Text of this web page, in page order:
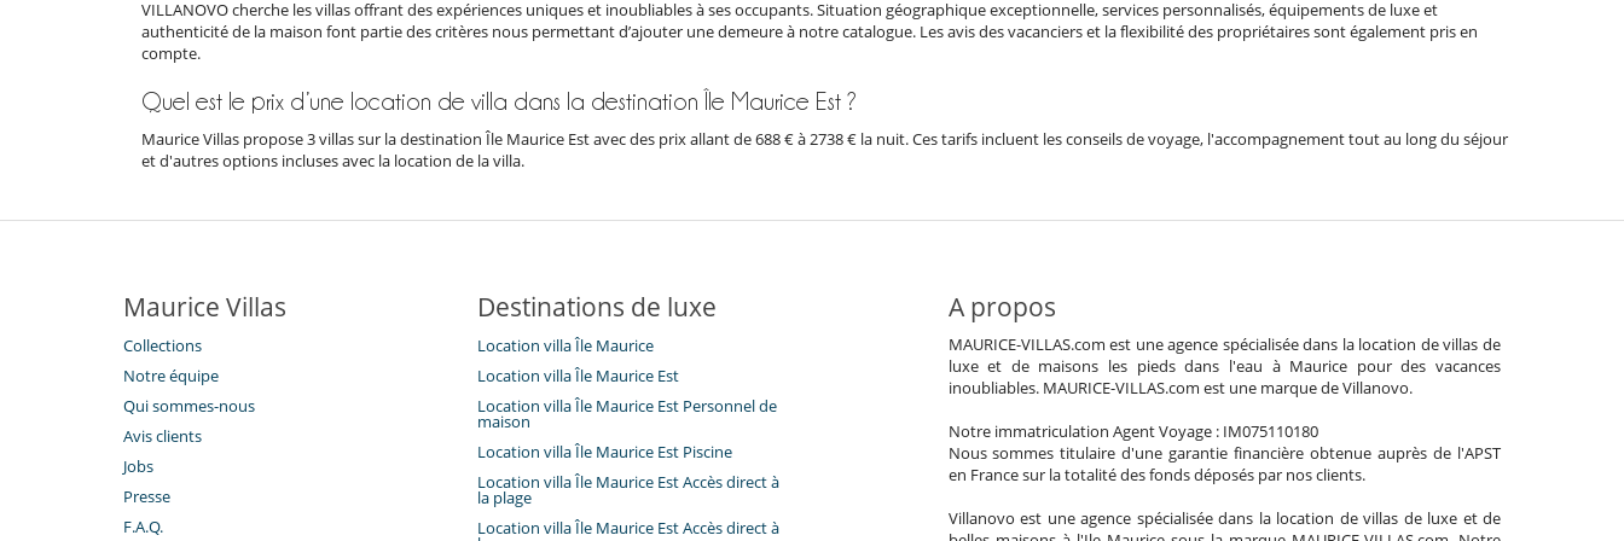
VILLANOVO cherche les villas offrant des expériences uniques et inoubliables à ses occupants. Situation géographique exceptionnelle, services personnalisés, équipements de luxe et
authenticité de la maison font partie des critères nous permettant d’ajouter une demeure à notre catalogue. Les avis des vacanciers et la flexibilité des propriétaires sont également pris en
compte.
Quel est le prix d’une location de villa dans la destination Île Maurice Est ?
Maurice Villas propose 3 villas sur la destination Île Maurice Est avec des prix allant de 688 € à 2738 € la nuit. Ces tarifs incluent les conseils de voyage, l'accompagnement tout au long du séjour
et d'autres options incluses avec la location de la villa.
Maurice Villas
Collections
Notre équipe
Qui sommes-nous
Avis clients
Jobs
Presse
F.A.Q.
Destinations de luxe
Location villa Île Maurice
Location villa Île Maurice Est
Location villa Île Maurice Est Personnel de
maison
Location villa Île Maurice Est Piscine
Location villa Île Maurice Est Accès direct à
la plage
Location villa Île Maurice Est Accès direct à
A propos
MAURICE-VILLAS.com est une agence spécialisée dans la location de villas de
luxe et de maisons les pieds dans l'eau à Maurice pour des vacances
inoubliables. MAURICE-VILLAS.com est une marque de Villanovo.
Notre immatriculation Agent Voyage : IM075110180
Nous sommes titulaire d'une garantie financière obtenue auprès de l'APST
en France sur la totalité des fonds déposés par nos clients.
Villanovo est une agence spécialisée dans la location de villas de luxe et de